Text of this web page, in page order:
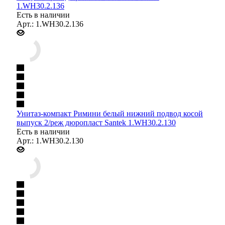
1.WH30.2.136
Есть в наличии
Арт.: 1.WH30.2.136
Унитаз-компакт Римини белый нижний подвод косой
выпуск 2/реж дюропласт Santek 1.WH30.2.130
Есть в наличии
Арт.: 1.WH30.2.130